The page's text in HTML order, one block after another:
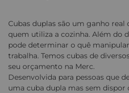
Cubas duplas são um ganho real
quem utiliza a cozinha. Além do
pode determinar o quê
trabalha. Temos cubas de
seu orçamento na Merc.
Desenvolvida para pessoas que
uma cuba dupla mas sem dispor